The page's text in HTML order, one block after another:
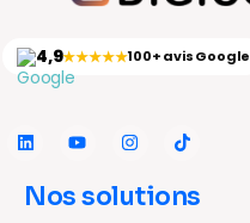
4,9★★★★★100+ avis Google
Nos solutions